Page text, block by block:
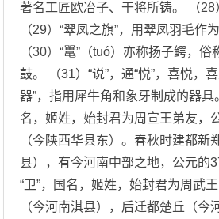
著名工匠欧冶子、干将所铸。 （28
（29）“翠凤之旗”，用翠凤羽毛作
（30）“鼍”（tuó）亦称扬子鳄，
鼓。 （31）“说”，通“悦”，喜悦，
器”，指用犀牛角和象牙制成的器具
名，姬姓，始封君为周宣王弟友，
（今陕西华县东）。春秋时建都新
县），有今河南中部之地，公元的
“卫”，国名，姬姓，始封君为周武
（今河南淇县），后迁都楚丘（今